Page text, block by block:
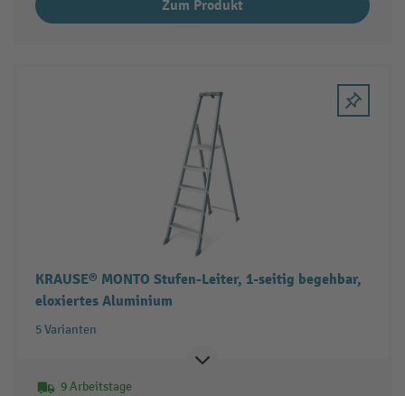
Zum Produkt
KRAUSE® MONTO Stufen-Leiter, 1-seitig begehbar,
eloxiertes Aluminium
5 Varianten
9 Arbeitstage